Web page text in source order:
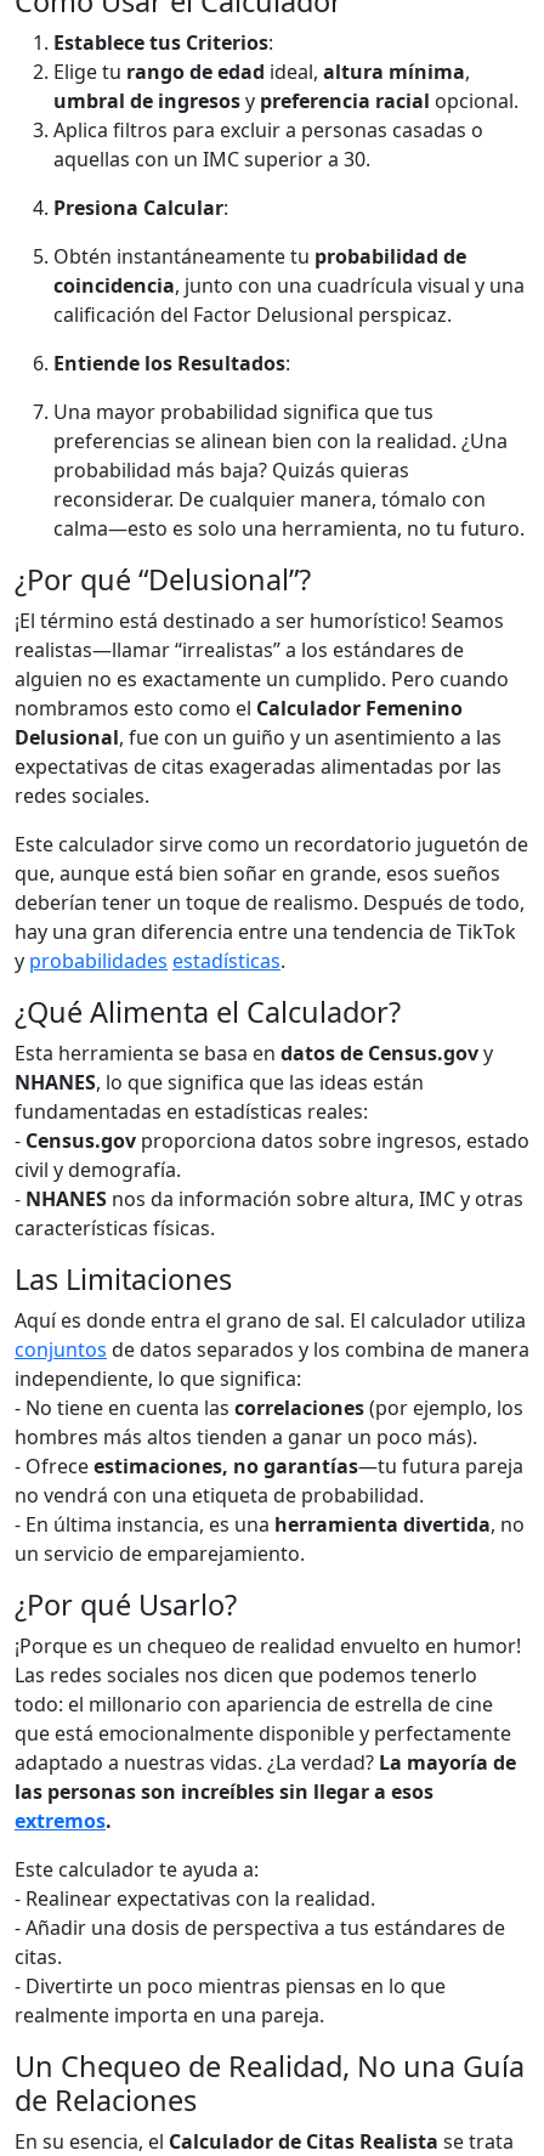
Establece tus Criterios:
Elige tu rango de edad ideal, altura mínima,
umbral de ingresosy preferencia racial opcional.
Aplica filtros para excluir a personas casadas o
aquellas con un IMC superior a 30.
Presiona Calcular:
Obtén instantáneamente tu probabilidad de
coincidencia, junto con una cuadrícula visual y una
calificación del Factor Delusional perspicaz.
Entiende los Resultados:
Una mayor probabilidad significa que tus
preferencias se alinean bien con la realidad. ¿Una
probabilidad más baja? Quizás quieras
reconsiderar. De cualquier manera, tómalo con
calma—esto es solo una herramienta, no tu futuro.
¿Por qué “Delusional”?
¡El término está destinado a ser humorístico! Seamos
realistas—llamar “irrealistas” a los estándares de
alguien no es exactamente un cumplido. Pero cuando
nombramos esto como el Calculador Femenino
Delusional, fue con un guiño y un asentimiento a las
expectativas de citas exageradas alimentadas por las
redes sociales.
Este calculador sirve como un recordatorio juguetón de
que, aunque está bien soñar en grande, esos sueños
deberían tener un toque de realismo. Después de todo,
hay una gran diferencia entre una tendencia de TikTok
y probabilidades estadísticas.
¿Qué Alimenta el Calculador?
Esta herramienta se basa en datos de Census.govy
NHANES, lo que significa que las ideas están
fundamentadas en estadísticas reales:
- Census.gov proporciona datos sobre ingresos, estado
civil y demografía.
- NHANES nos da información sobre altura, IMC y otras
características físicas.
Las Limitaciones
Aquí es donde entra el grano de sal. El calculador utiliza
conjuntos de datos separados y los combina de manera
independiente, lo que significa:
- No tiene en cuenta las correlaciones(por ejemplo, los
hombres más altos tienden a ganar un poco más).
- Ofreceestimaciones, no garantías—tu futura pareja
no vendrá con una etiqueta de probabilidad.
- En última instancia, es una herramienta divertida, no
un servicio de emparejamiento.
¿Por qué Usarlo?
¡Porque es un chequeo de realidad envuelto en humor!
Las redes sociales nos dicen que podemos tenerlo
todo: el millonario con apariencia de estrella de cine
que está emocionalmente disponible y perfectamente
adaptado a nuestras vidas. ¿La verdad? La mayoría de
las personas son increíbles sin llegar a esos
extremos.
Este calculador te ayuda a:
- Realinear expectativas con la realidad.
- Añadir una dosis de perspectiva a tus estándares de
citas.
- Divertirte un poco mientras piensas en lo que
realmente importa en una pareja.
Un Chequeo de Realidad, No una Guía
de Relaciones
En su esencia, el Calculador de Citas Realista se trata